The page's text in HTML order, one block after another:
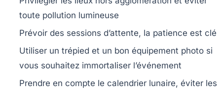
toute pollution lumineuse
Prévoir des sessions d’attente, la patience est clé
Utiliser un trépied et un bon équipement photo si
vous souhaitez immortaliser l’événement
Prendre en compte le calendrier lunaire, éviter les